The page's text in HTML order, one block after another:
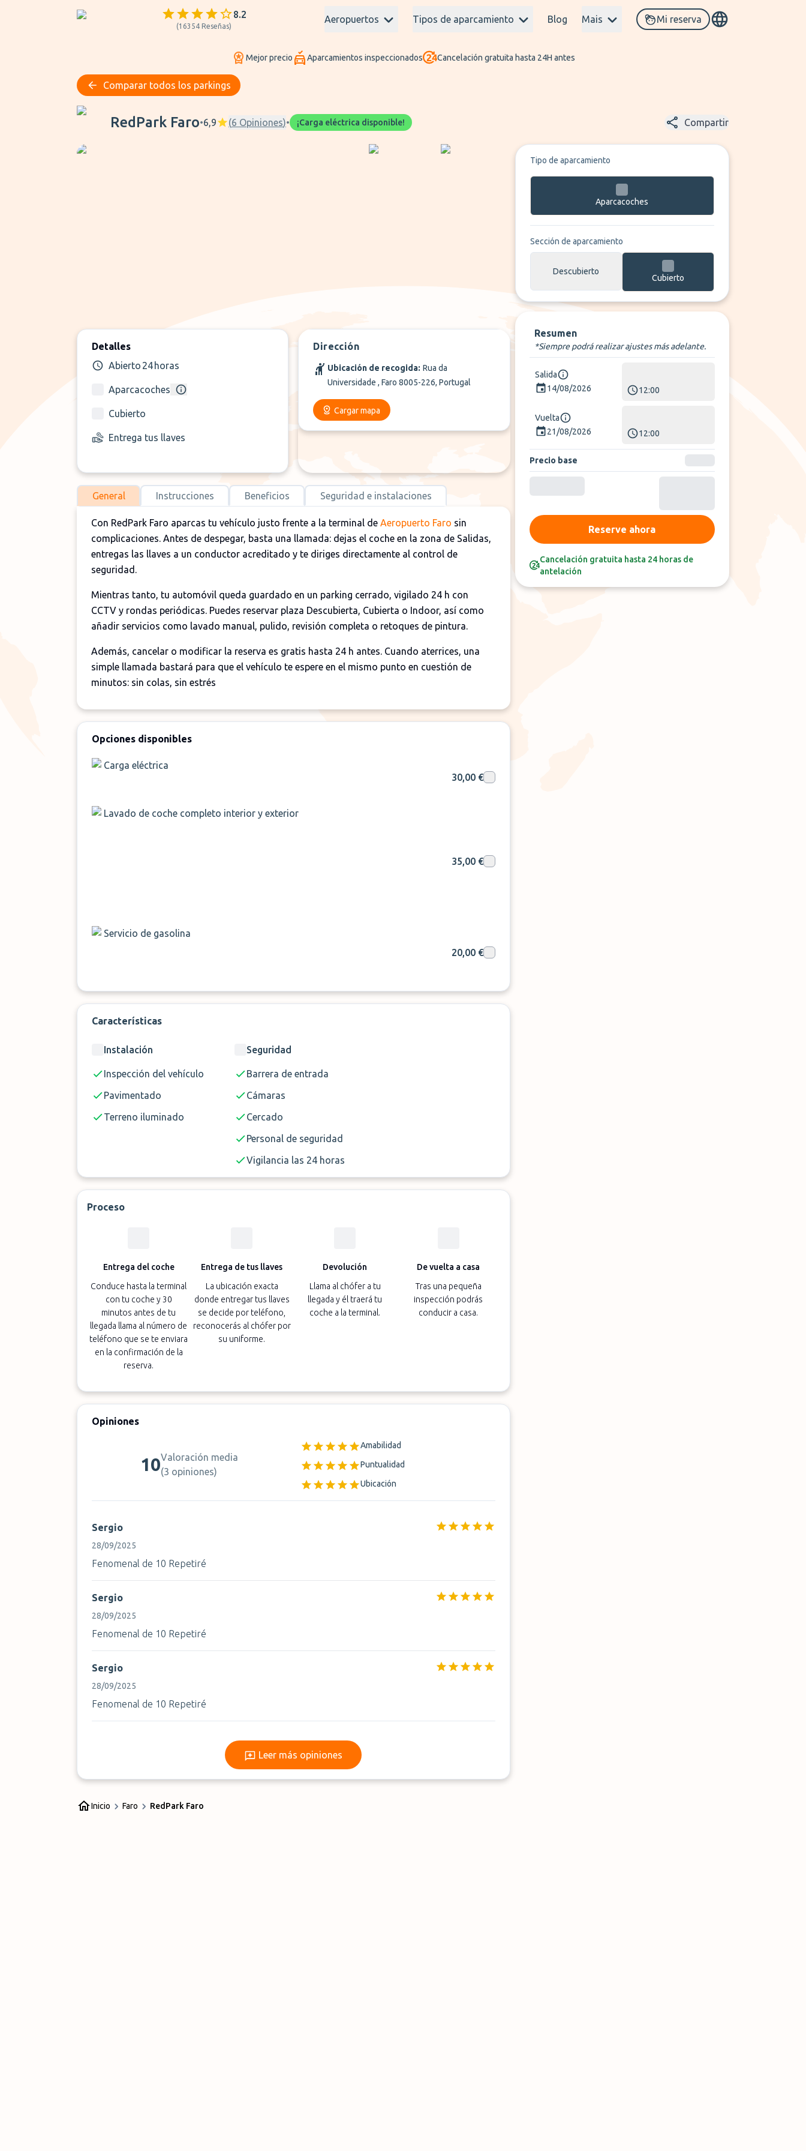
8.2
(16354 Reseñas)
Aeropuertos Tipos de aparcamiento Blog Mais Mi reserva
Mejor precio Aparcamientos inspeccionados Cancelación gratuita hasta 24H antes
Comparar todos los parkings
RedPark Faro
RedPark Faro•6,9 (6 Opiniones)• ¡Carga eléctrica disponible! Compartir
Detalles
Abierto 24 horas
Aparcacoches
Cubierto
Entrega tus llaves
Dirección
Ubicación de recogida: Rua da
Universidade , Faro 8005-226, Portugal
Cargar mapa
General Instrucciones Beneficios Seguridad e instalaciones
Con RedPark Faro aparcas tu vehículo justo frente a la terminal de Aeropuerto Faro sin
complicaciones. Antes de despegar, basta una llamada: dejas el coche en la zona de Salidas,
entregas las llaves a un conductor acreditado y te diriges directamente al control de
seguridad.
Mientras tanto, tu automóvil queda guardado en un parking cerrado, vigilado 24 h con
CCTV y rondas periódicas. Puedes reservar plaza Descubierta, Cubierta o Indoor, así como
añadir servicios como lavado manual, pulido, revisión completa o retoques de pintura.
Además, cancelar o modificar la reserva es gratis hasta 24 h antes. Cuando aterrices, una
simple llamada bastará para que el vehículo te espere en el mismo punto en cuestión de
minutos: sin colas, sin estrés
Opciones disponibles
Carga eléctrica
30,00 €
Lavado de coche completo interior y exterior
35,00 €
Servicio de gasolina
20,00 €
Características
Instalación
Inspección del vehículo
Pavimentado
Terreno iluminado
Seguridad
Barrera de entrada
Cámaras
Cercado
Personal de seguridad
Vigilancia las 24 horas
Proceso
Entrega del coche
Conduce hasta la terminal
con tu coche y 30
minutos antes de tu
llegada llama al número de
teléfono que se te enviara
en la confirmación de la
reserva.
Entrega de tus llaves
La ubicación exacta
donde entregar tus llaves
se decide por teléfono,
reconocerás al chófer por
su uniforme.
Devolución
Llama al chófer a tu
llegada y él traerá tu
coche a la terminal.
De vuelta a casa
Tras una pequeña
inspección podrás
conducir a casa.
Opiniones
10Valoración media
(3 opiniones)
Amabilidad
Puntualidad
Ubicación
Sergio
28/09/2025
Fenomenal de 10 Repetiré
Sergio
28/09/2025
Fenomenal de 10 Repetiré
Sergio
28/09/2025
Fenomenal de 10 Repetiré
Leer más opiniones
Leer más opiniones
Tipo de aparcamiento
Aparcacoches
Sección de aparcamiento
Descubierto
Cubierto
Resumen
*Siempre podrá realizar ajustes más adelante.
Salida
14/08/2026
12:00
Vuelta
21/08/2026
12:00
Precio base
Reserve ahora
Cancelación gratuita hasta 24 horas de
antelación
Inicio Faro RedPark Faro